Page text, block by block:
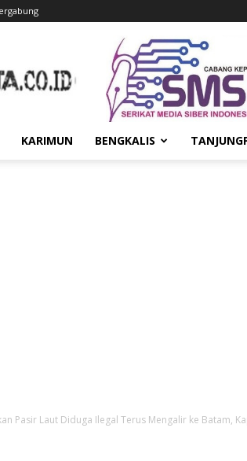
KARIMUN BENGKALIS
Pasir Laut Diduga Ilegal Terus Mengalir ke Batam,